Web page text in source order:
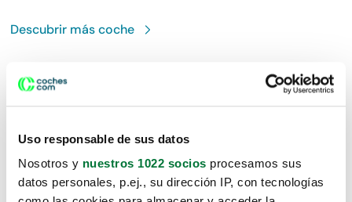
Uso responsable de sus datos
Nosotros y nuestros 1022 socios procesamos sus
datos personales, p.ej., su dirección IP, con tecnologías
Descubrir máscoche